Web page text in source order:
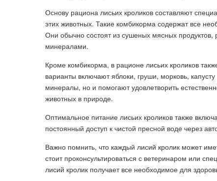
Основу рациона лисьих кроликов составляют
этих животных. Такие комбикорма содержат все
Они обычно состоят из сушеных мясных
минералами.
Кроме комбикорма, в рационе лисьих кроликов
варианты включают яблоки, груши, морковь,
минералы, но и помогают удовлетворить
животных в природе.
Оптимальное питание лисьих кроликов также
постоянный доступ к чистой пресной воде через
Важно помнить, что каждый лисий кролик может
стоит проконсультироваться с ветеринаром или
лисий кролик получает все необходимое для